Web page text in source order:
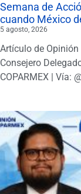
Semana de
cuando México
5 agosto, 2026
Artículo de
Consejero
COPARMEX | Vía: